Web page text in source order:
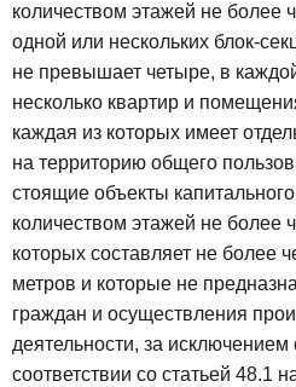
количеством этажей не более
одной или нескольких блок-
не превышает четыре, в
несколько квартир и
каждая из которых имеет
на территорию общего
стоящие объекты
количеством этажей не
которых составляет не более
метров и которые не
граждан и осуществления
деятельности, за исключением
соответствии со статьей 48.1